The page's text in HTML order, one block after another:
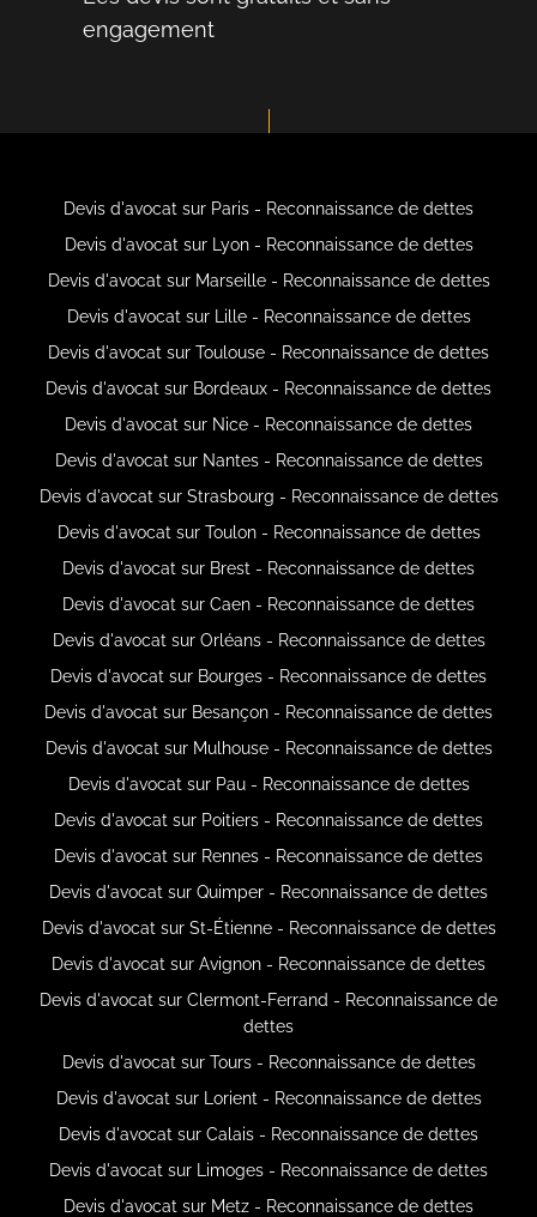
engagement
Devis d'avocat sur Paris - Reconnaissance de dettes
Devis d'avocat sur Lyon - Reconnaissance de dettes
Devis d'avocat sur Marseille - Reconnaissance de dettes
Devis d'avocat sur Lille - Reconnaissance de dettes
Devis d'avocat sur Toulouse - Reconnaissance de dettes
Devis d'avocat sur Bordeaux - Reconnaissance de dettes
Devis d'avocat sur Nice - Reconnaissance de dettes
Devis d'avocat sur Nantes - Reconnaissance de dettes
Devis d'avocat sur Strasbourg - Reconnaissance de dettes
Devis d'avocat sur Toulon - Reconnaissance de dettes
Devis d'avocat sur Brest - Reconnaissance de dettes
Devis d'avocat sur Caen - Reconnaissance de dettes
Devis d'avocat sur Orléans - Reconnaissance de dettes
Devis d'avocat sur Bourges - Reconnaissance de dettes
Devis d'avocat sur Besançon - Reconnaissance de dettes
Devis d'avocat sur Mulhouse - Reconnaissance de dettes
Devis d'avocat sur Pau - Reconnaissance de dettes
Devis d'avocat sur Poitiers - Reconnaissance de dettes
Devis d'avocat sur Rennes - Reconnaissance de dettes
Devis d'avocat sur Quimper - Reconnaissance de dettes
Devis d'avocat sur St-Étienne - Reconnaissance de dettes
Devis d'avocat sur Avignon - Reconnaissance de dettes
Devis d'avocat sur Clermont-Ferrand - Reconnaissance de
dettes
Devis d'avocat sur Tours - Reconnaissance de dettes
Devis d'avocat sur Lorient - Reconnaissance de dettes
Devis d'avocat sur Calais - Reconnaissance de dettes
Devis d'avocat sur Limoges - Reconnaissance de dettes
Devis d'avocat sur Metz - Reconnaissance de dettes